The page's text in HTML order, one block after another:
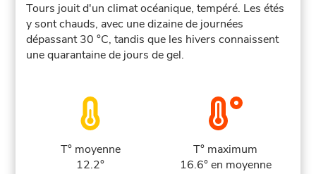
Tours jouit d'un climat océanique, tempéré. Les étés
y sont chauds, avec une dizaine de journées
dépassant 30 °C, tandis que les hivers connaissent
une quarantaine de jours de gel.
T° moyenne
12.2°
T° maximum
16.6° en moyenne